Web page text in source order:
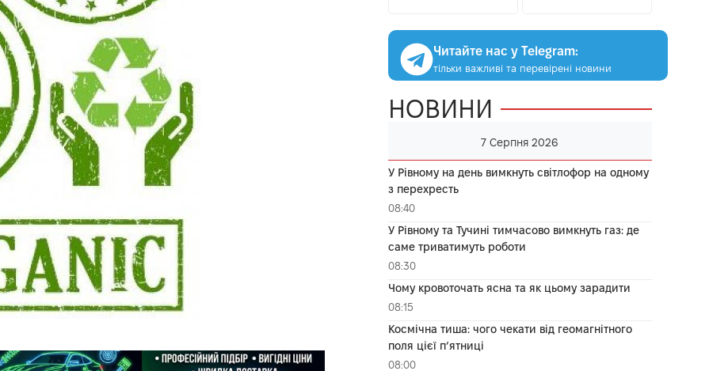
Читайте нас у Telegram:
тільки важливі та перевірені новини
НОВИНИ
7 Серпня 2026
У Рівному на день вимкнуть світлофор на одному
з перехресть
08:40
У Рівному та Тучині тимчасово вимкнуть газ: де
саме триватимуть роботи
08:30
Чому кровоточать ясна та як цьому зарадити
08:15
Космічна тиша: чого чекати від геомагнітного
поля цієї п’ятниці
08:00